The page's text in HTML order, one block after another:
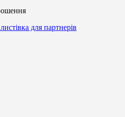
для партнерів